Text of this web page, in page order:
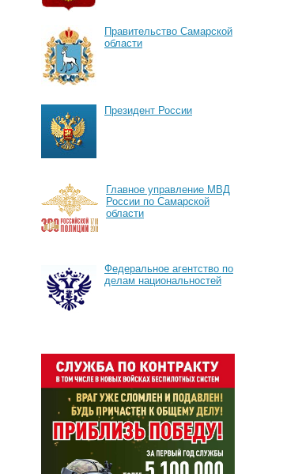
Правительство Самарской
области
Президент России
Главное управление МВД
России по Самарской
области
Федеральное агентство по
делам национальностей